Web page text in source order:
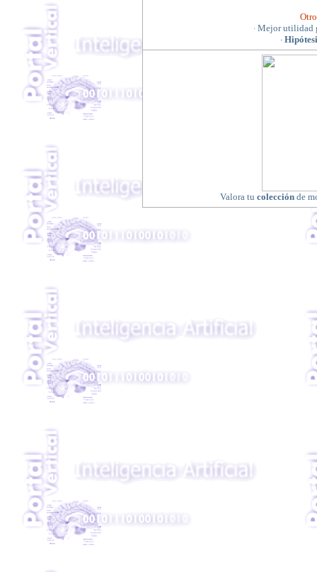
· Mejor utilidad
·
Valora tu colección de